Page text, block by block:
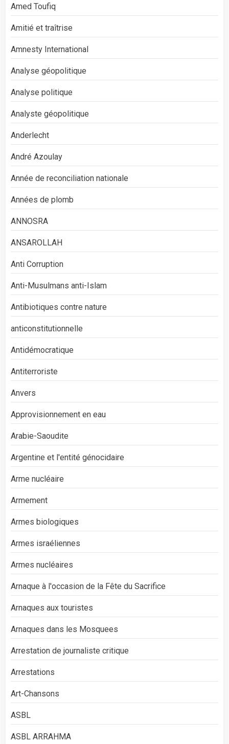
Amed Toufiq
Amitié et traîtrise
Amnesty International
Analyse géopolitique
Analyse politique
Analyste géopolitique
Anderlecht
André Azoulay
Année de reconciliation nationale
Années de plomb
ANNOSRA
ANSAROLLAH
Anti Corruption
Anti-Musulmans anti-Islam
Antibiotiques contre nature
anticonstitutionnelle
Antidémocratique
Antiterroriste
Anvers
Approvisionnement en eau
Arabie-Saoudite
Argentine et l'entité génocidaire
Arme nucléaire
Armement
Armes biologiques
Armes israéliennes
Armes nucléaires
Arnaque à l'occasion de la Fête du Sacrifice
Arnaques aux touristes
Arnaques dans les Mosquees
Arrestation de journaliste critique
Arrestations
Art-Chansons
ASBL
ASBL ARRAHMA